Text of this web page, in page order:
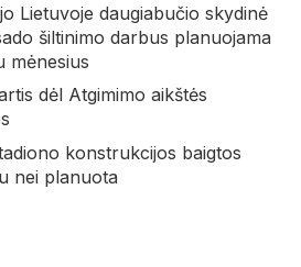
Lietuvoje daugiabučio skydinė
šiltinimo darbus planuojama
mėnesius
dėl Atgimimo aikštės
konstrukcijos baigtos
nei planuota